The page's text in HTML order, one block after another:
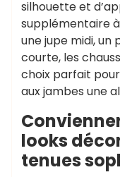
silhouette et
supplémentaire
une jupe midi, un
courte, les
choix parfait
aux jambes une
looks
tenues